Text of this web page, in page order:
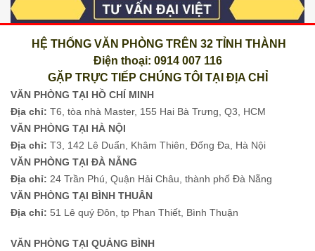
HỆ THỐNG VĂN PHÒNG TRÊN 32 TỈNH THÀNH
Điện thoại: 0914 007 116
GẶP TRỰC TIẾP CHÚNG TÔI TẠI ĐỊA CHỈ
VĂN PHÒNG TẠI HỒ CHÍ MINH
Địa chỉ: T6, tòa nhà Master, 155 Hai Bà Trưng, Q3, HCM
VĂN PHÒNG TẠI HÀ NỘI
Địa chỉ: T3, 142 Lê Duẩn, Khâm Thiên, Đống Đa, Hà Nội
VĂN PHÒNG TẠI ĐÀ NẴNG
Địa chỉ: 24 Trần Phú, Quận Hải Châu, thành phố Đà Nẵng
VĂN PHÒNG TẠI BÌNH THUÂN
Địa chỉ: 51 Lê quý Đôn, tp Phan Thiết, Bình Thuận
VĂN PHÒNG TẠI QUẢNG BÌNH